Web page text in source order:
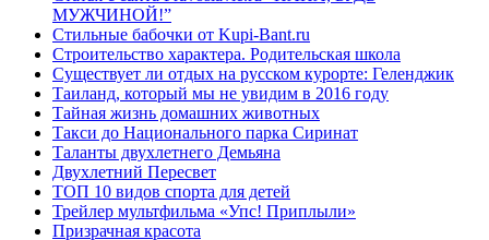
МУЖЧИНОЙ!”
Стильные бабочки от Kupi-Bant.ru
Строительство характера. Родительская школа
Существует ли отдых на русском курорте: Геленджик
Таиланд, который мы не увидим в 2016 году
Тайная жизнь домашних животных
Такси до Национального парка Сиринат
Таланты двухлетнего Демьяна
Двухлетний Пересвет
ТОП 10 видов спорта для детей
Трейлер мультфильма «Упс! Приплыли»
Призрачная красота